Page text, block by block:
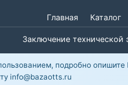
Главная Каталог
Заключение технической
подробно
info@bazaotts.ru